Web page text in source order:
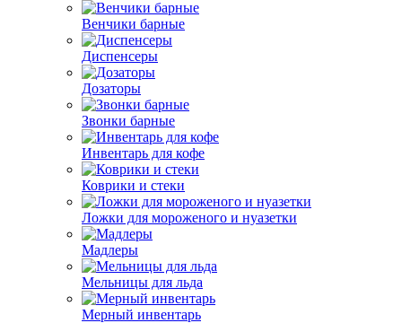
Венчики барные
Диспенсеры
Дозаторы
Звонки барные
Инвентарь для кофе
Коврики и стеки
Ложки для мороженого и нуазетки
Мадлеры
Мельницы для льда
Мерный инвентарь